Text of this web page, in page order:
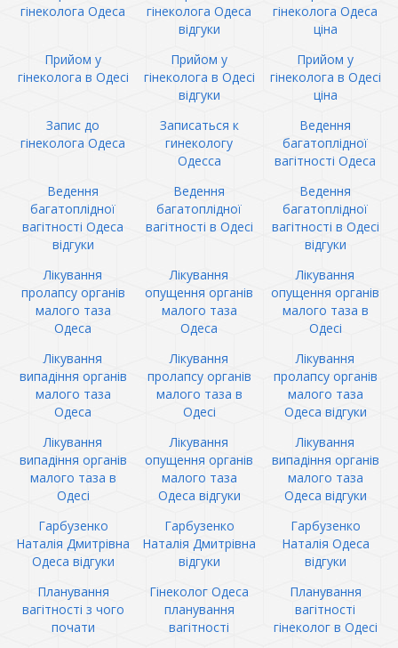
гінеколога Одеса
гінеколога Одеса
відгуки
гінеколога Одеса
ціна
Прийом у
гінеколога в Одесі
Прийом у
гінеколога в Одесі
відгуки
Прийом у
гінеколога в Одесі
ціна
Запис до
гінеколога Одеса
Записаться к
гинекологу
Одесса
Ведення
багатоплідної
вагітності Одеса
Ведення
багатоплідної
вагітності Одеса
відгуки
Ведення
багатоплідної
вагітності в Одесі
Ведення
багатоплідної
вагітності в Одесі
відгуки
Лікування
пролапсу органів
малого таза
Одеса
Лікування
опущення органів
малого таза
Одеса
Лікування
опущення органів
малого таза в
Одесі
Лікування
випадіння органів
малого таза
Одеса
Лікування
пролапсу органів
малого таза в
Одесі
Лікування
пролапсу органів
малого таза
Одеса відгуки
Лікування
випадіння органів
малого таза в
Одесі
Лікування
опущення органів
малого таза
Одеса відгуки
Лікування
випадіння органів
малого таза
Одеса відгуки
Гарбузенко
Наталія Дмитрівна
Одеса відгуки
Гарбузенко
Наталія Дмитрівна
відгуки
Гарбузенко
Наталія Одеса
відгуки
Планування
вагітності з чого
почати
Гінеколог Одеса
планування
вагітності
Планування
вагітності
гінеколог в Одесі